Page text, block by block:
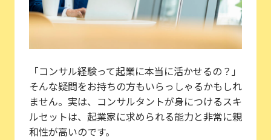
「コンサル経験って起業に本当に活かせるの？」
そんな疑問をお持ちの方もいらっしゃるかもしれ
ません。実は、コンサルタントが身につけるスキ
ルセットは、起業家に求められる能力と非常に親
和性が高いのです。